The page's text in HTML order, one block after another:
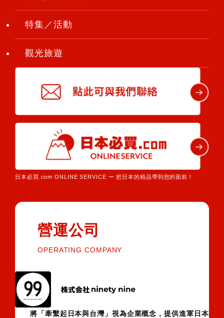
特集／活動
觀光旅遊
日本必買.com ONLINE SERVICE ー 把日本的精品帶到您的面前！
營運公司
OPERATING COMPANY
將「牽繫起日本與台灣」視為企業概念，提供進軍日本